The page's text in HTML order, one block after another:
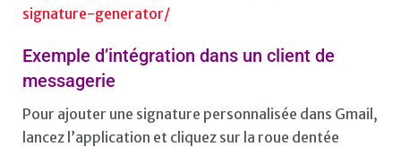
signature-generator/
Exemple d’intégration dans un client de
messagerie
Pour ajouter une signature personnalisée dans Gmail,
lancez l’application et cliquez sur la roue dentée